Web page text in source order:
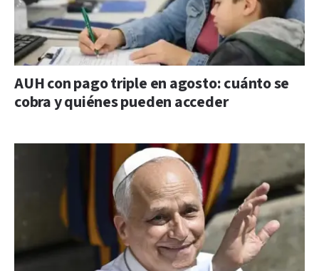
AUH con pago triple en agosto: cuánto se
cobra y quiénes pueden acceder